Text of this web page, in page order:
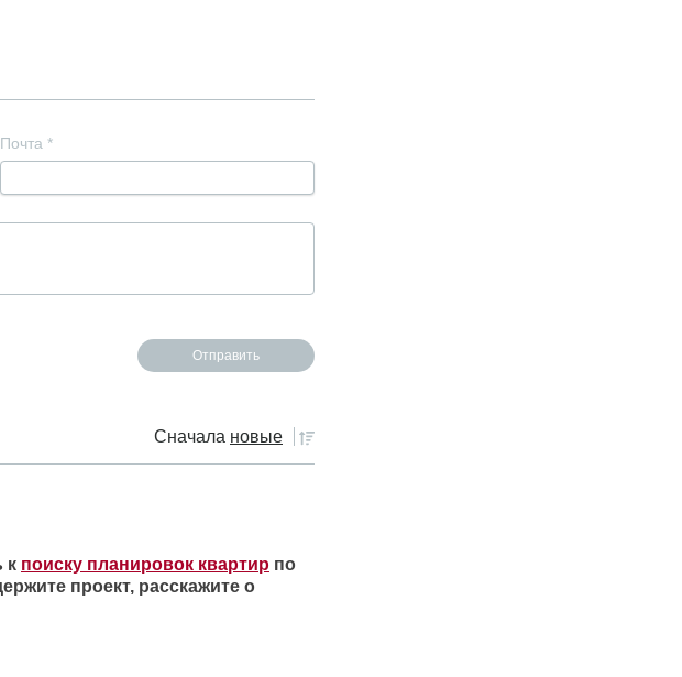
Почта *
Сначала новые
к поиску планировок квартир по
проект, расскажите о